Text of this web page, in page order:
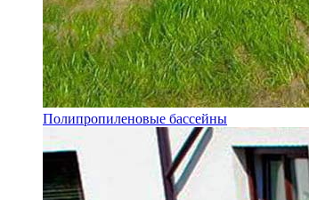
Полипропиленовые бассейны